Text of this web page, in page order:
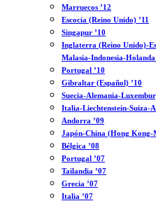
Marruecos ’12
Escocia (Reino Unido) ’11
Singapur ’10
Inglaterra (Reino Unido)-
Malasia-Indonesia-Holanda
Portugal ’10
Gibraltar (Español) ’10
Suecia-Alemania-
Italia-Liechtenstein-Suiza-
Andorra ’09
Japón-China (Hong Kong-
Bélgica ’08
Portugal ’07
Tailandia ’07
Grecia ’07
Italia ’07